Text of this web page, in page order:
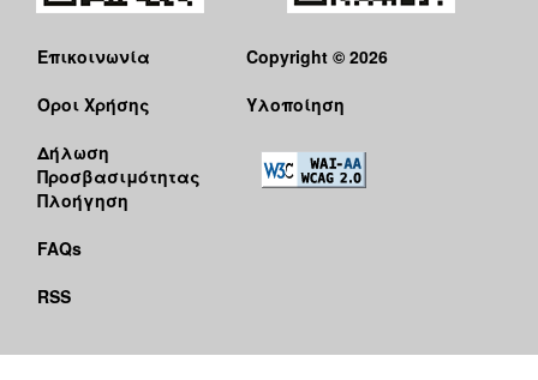
Επικοινωνία
Όροι Χρήσης
Δήλωση
Προσβασιμότητας
Πλοήγηση
FAQs
RSS
Copyright © 2026
Υλοποίηση